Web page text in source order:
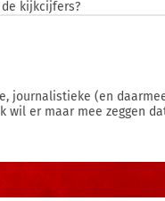
kijkcijfers?
journalistieke (en
wil er maar mee zeggen